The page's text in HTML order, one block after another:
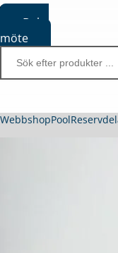
Boka
möte
WebbshopPool